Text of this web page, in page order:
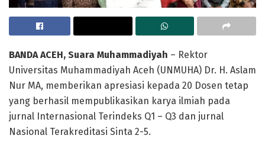
BANDA ACEH, Suara Muhammadiyah – Rektor
Universitas Muhammadiyah Aceh (UNMUHA) Dr. H. Aslam
Nur MA, memberikan apresiasi kepada 20 Dosen tetap
yang berhasil mempublikasikan karya ilmiah pada
jurnal Internasional Terindeks Q1 – Q3 dan jurnal
Nasional Terakreditasi Sinta 2-5.